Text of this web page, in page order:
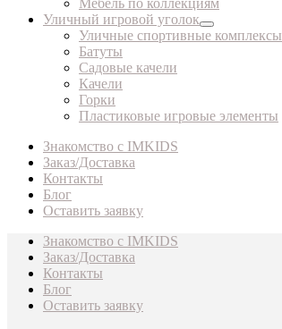
Мебель по коллекциям
Уличный игровой уголок
Уличные спортивные комплексы
Батуты
Садовые качели
Качели
Горки
Пластиковые игровые элементы
Знакомство с IMKIDS
Заказ/Доставка
Контакты
Блог
Оставить заявку
Знакомство с IMKIDS
Заказ/Доставка
Контакты
Блог
Оставить заявку